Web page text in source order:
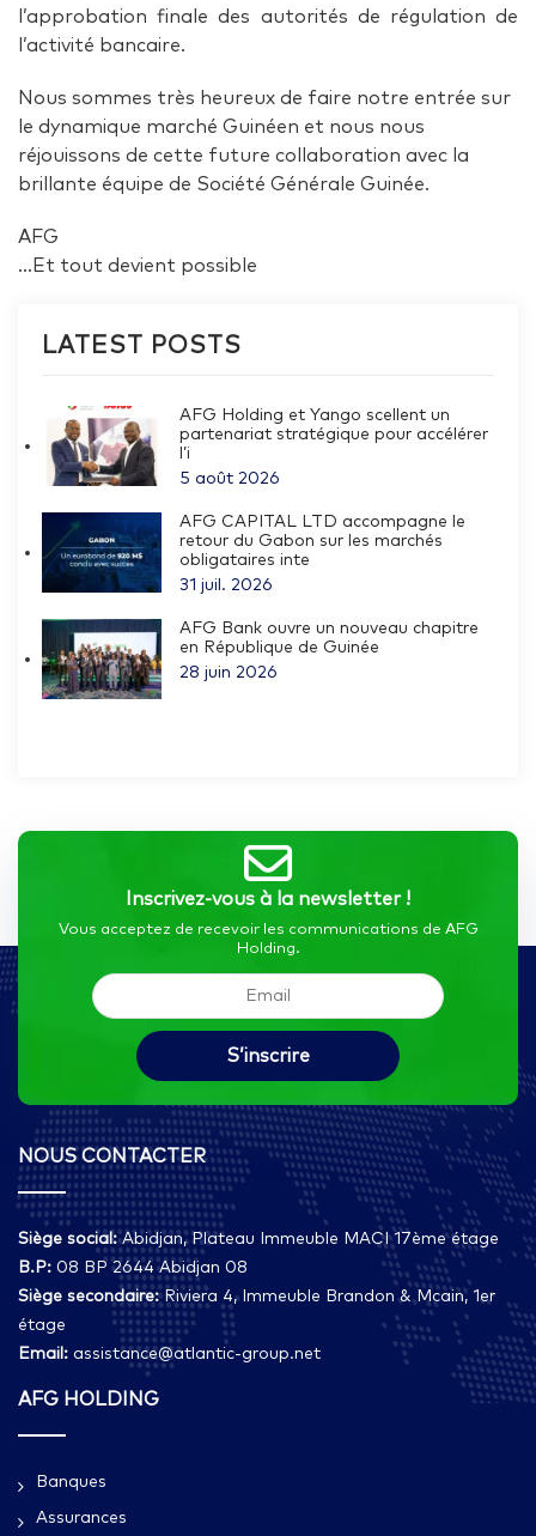
l’approbation finale des autorités de régulation de
l’activité bancaire.
Nous sommes très heureux de faire notre entrée sur
le dynamique marché Guinéen et nous nous
réjouissons de cette future collaboration avec la
brillante équipe de Société Générale Guinée.
AFG
…Et tout devient possible
LATEST POSTS
AFG Holding et Yango scellent un
partenariat stratégique pour accélérer
l’i
5 août 2026
AFG CAPITAL LTD accompagne le
retour du Gabon sur les marchés
obligataires inte
31 juil. 2026
AFG Bank ouvre un nouveau chapitre
en République de Guinée
28 juin 2026
Inscrivez-vous à la newsletter !
Vous acceptez de recevoir les communications de AFG
Holding.
NOUS CONTACTER
Siège social:Abidjan, Plateau Immeuble MACI 17ème étage
B.P: 08 BP 2644 Abidjan 08
Siège secondaire:Riviera 4, Immeuble Brandon & Mcain, 1er
étage
Email: assistance@atlantic-group.net
AFG HOLDING
Banques
Assurances